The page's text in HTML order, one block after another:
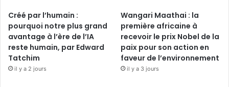
Créé par l’humain :
pourquoi notre plus grand
avantage à l’ère de l’IA
reste humain, par Edward
Tatchim
il y a 2 jours
Wangari Maathai : la
première africaine à
recevoir le prix Nobel de la
paix pour son action en
faveur de l’environnement
il y a 3 jours